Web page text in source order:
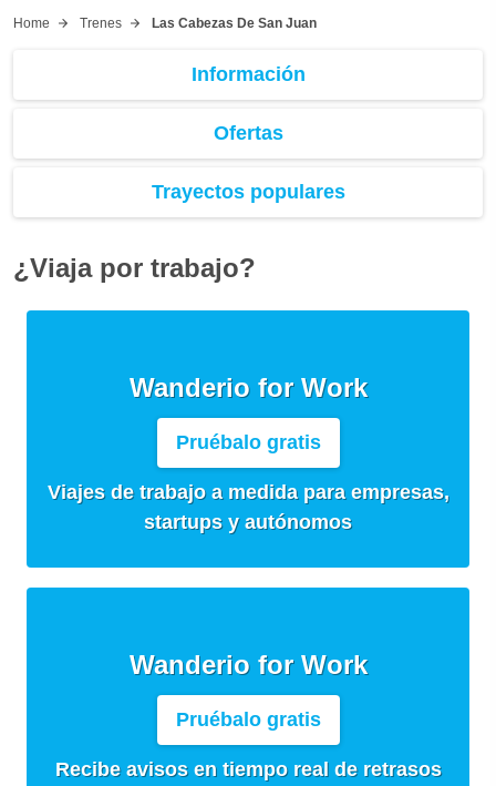
Home Trenes Las Cabezas De San Juan
Información
Ofertas
Trayectos populares
¿Viaja por trabajo?
Wanderio for Work
Pruébalo gratis
Viajes de trabajo a medida para empresas,
startups y autónomos
Wanderio for Work
Pruébalo gratis
Recibe avisos en tiempo real de retrasos